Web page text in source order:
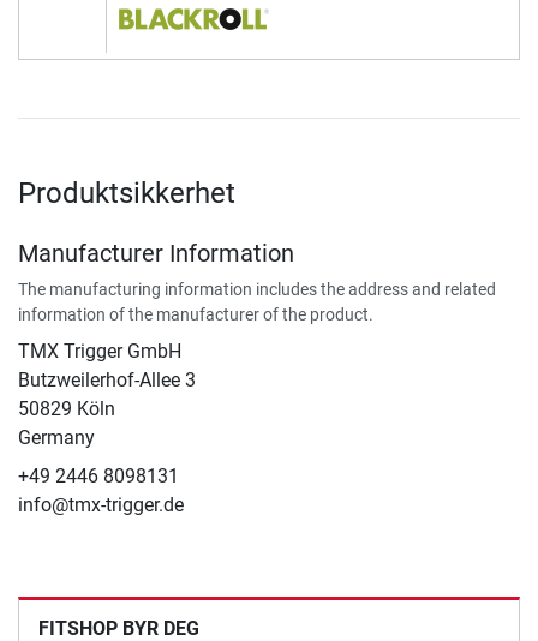
Produktsikkerhet
Manufacturer Information
The manufacturing information includes the address and related
information of the manufacturer of the product.
TMX Trigger GmbH
Butzweilerhof-Allee 3
50829 Köln
Germany
+49 2446 8098131
info@tmx-trigger.de
FITSHOP BYR DEG